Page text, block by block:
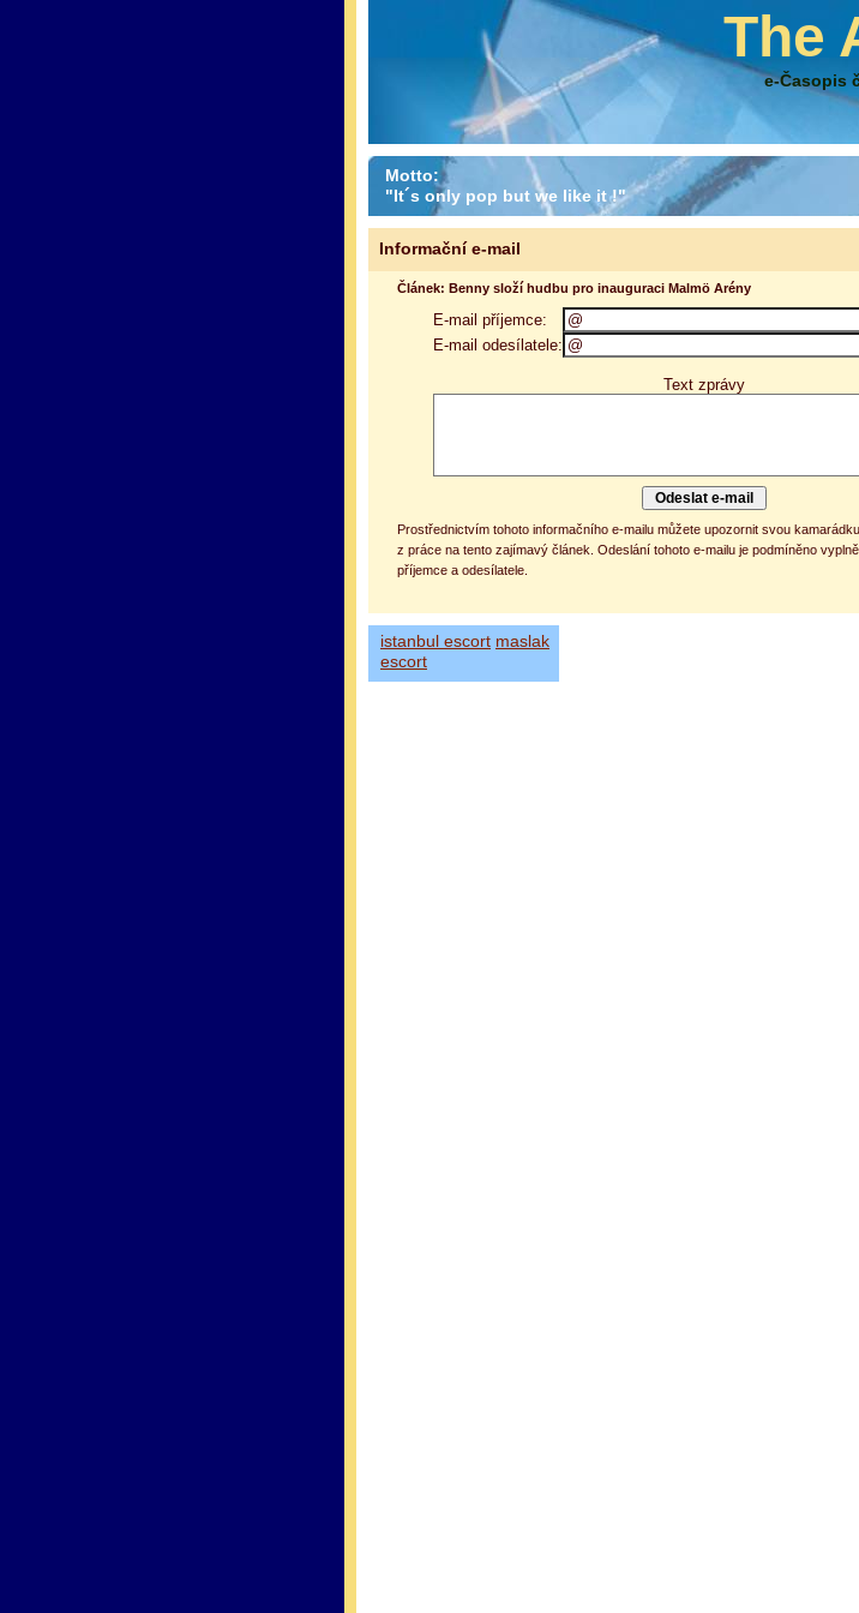
The
e-Časopis
Motto:
"It´s only pop but we like it !"
Informační e-mail
Článek: Benny složí hudbu pro inauguraci Malmö Arény
E-mail příjemce:
E-mail odesílatele:
Text zprávy
Prostřednictvím tohoto informačního e-mailu můžete upozornit svou
z práce na tento zajímavý článek. Odeslání tohoto e-mailu je podmíněno
příjemce a odesílatele.
istanbul escort maslak
escort